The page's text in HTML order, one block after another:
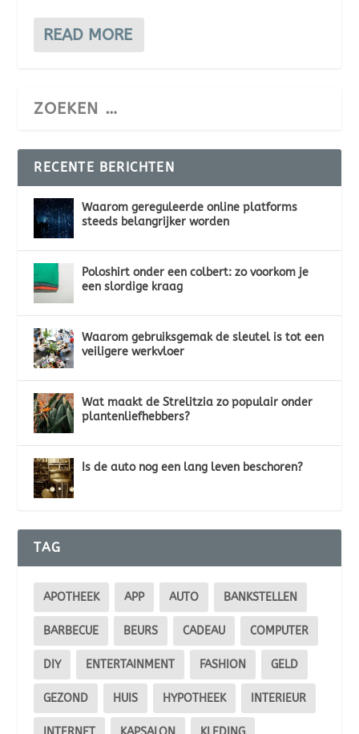
READ MORE
RECENTE BERICHTEN
Waarom gereguleerde online platforms
steeds belangrijker worden
Poloshirt onder een colbert: zo voorkom je
een slordige kraag
Waarom gebruiksgemak de sleutel is tot een
veiligere werkvloer
Wat maakt de Strelitzia zo populair onder
plantenliefhebbers?
Is de auto nog een lang leven beschoren?
TAG
APOTHEEK APP AUTO BANKSTELLEN
BARBECUE BEURS CADEAU COMPUTER
DIY ENTERTAINMENT FASHION GELD
GEZOND HUIS HYPOTHEEK INTERIEUR